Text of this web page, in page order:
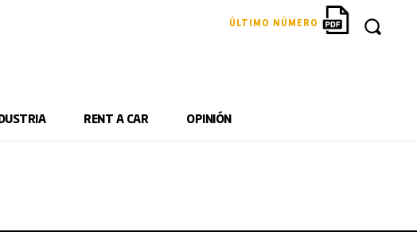
ÚLTIMO NÚMERO
RENT A CAR OPINIÓN